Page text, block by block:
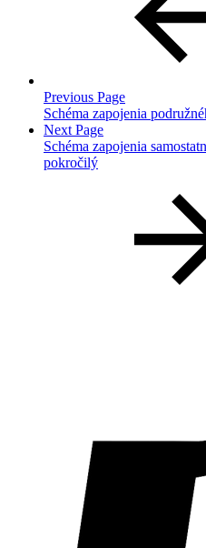
Previous Page
Schéma zapojenia
Next Page
Schéma zapojenia
pokročilý